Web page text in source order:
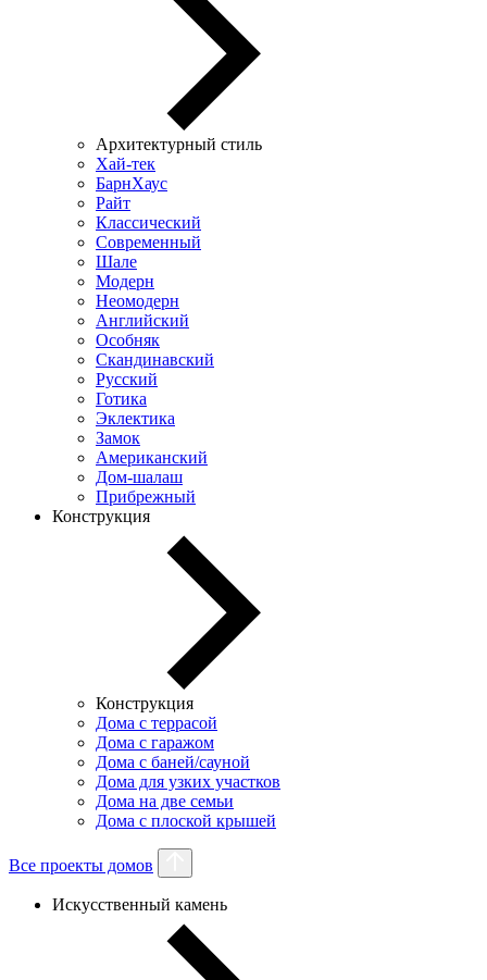
Архитектурный стиль
Хай-тек
БарнХаус
Райт
Классический
Современный
Шале
Модерн
Неомодерн
Английский
Особняк
Скандинавский
Русский
Готика
Эклектика
Замок
Американский
Дом-шалаш
Прибрежный
Конструкция
Конструкция
Дома с террасой
Дома с гаражом
Дома с баней/сауной
Дома для узких участков
Дома на две семьи
Дома с плоской крышей
Все проекты домов
Искусственный камень